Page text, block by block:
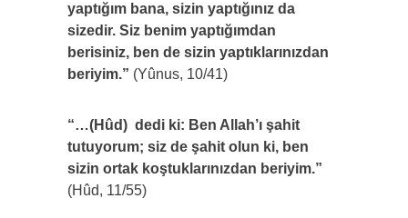
yaptığım bana, sizin yaptığınız da
sizedir. Siz benim yaptığımdan
berisiniz, ben de sizin yaptıklarınızdan
beriyim.” (Yûnus, 10/41)
“…(Hûd) dedi ki: Ben Allah’ı şahit
tutuyorum; siz de şahit olun ki, ben
sizin ortak koştuklarınızdan beriyim.”
(Hûd, 11/55)